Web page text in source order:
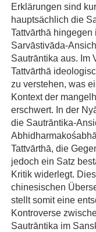
Erklärungen sind
hauptsächlich die
Tattvārthā
Sarvāstivāda-
Sautrāntika aus. Im
Tattvārthā
zu verstehen, was
Kontext der
erschwert. In der
die Sautrāntika-
Tattvārthā, die
jedoch ein Satz
Kritik widerlegt.
chinesischen
stellt somit eine
Kontroverse
Sautrāntika im